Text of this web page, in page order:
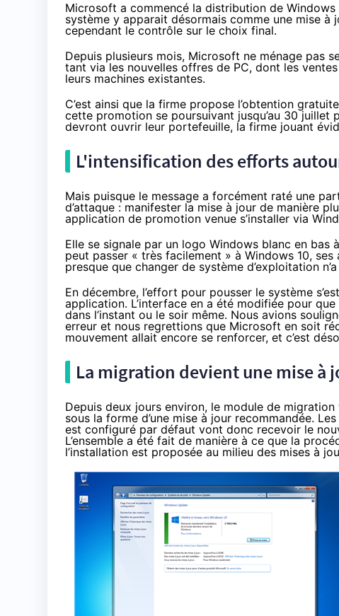
Microsoft a commencé la distribution de
système y apparait désormais comme une mise
cependant le contrôle sur le choix final.
Depuis plusieurs mois, Microsoft ne ménage pas
tant via les nouvelles offres de PC, dont les
leurs machines existantes.
C’est ainsi que la firme propose l’obtention
cette promotion se poursuivant jusqu’au 30 juillet
devront ouvrir leur portefeuille, la firme jouant
L'intensification des efforts
Mais puisque le message a forcément raté une
d’attaque : manifester la mise à jour de manière
application de promotion venue s’installer via
Elle se signale par un logo Windows blanc en bas
peut passer « très facilement » à Windows 10, ses
presque que changer de système d’exploitation
En décembre, l’effort pour pousser le système
application. L’interface en a été modifiée pour
dans l’instant ou le soir même. Nous avions
erreur et nous regrettions que Microsoft en soit
mouvement allait encore se renforcer, et c’est
La migration devient une mise à
Depuis deux jours environ, le module de migration
sous la forme d’une mise à jour recommandée.
est configuré par défaut vont donc recevoir le
L’ensemble a été fait de manière à ce que la
l’installation est proposée au milieu des mises à